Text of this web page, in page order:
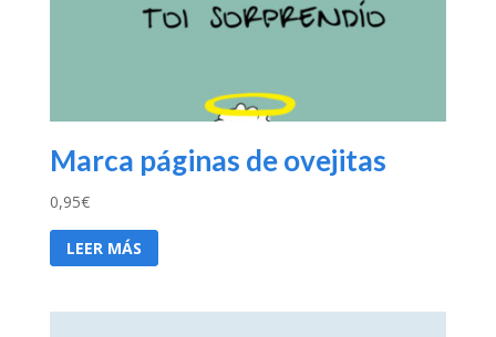
Marca páginas de ovejitas
0,95€
LEER MÁS